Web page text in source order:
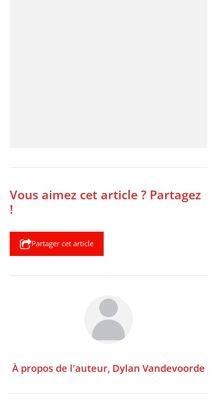
Vous aimez cet article ? Partagez
!
Partager cet article
À propos de l'auteur, Dylan Vandevoorde